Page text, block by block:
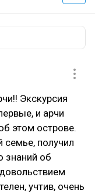
Экскурсия
и арчи
этом острове.
получил
знаний об
учтив, очень